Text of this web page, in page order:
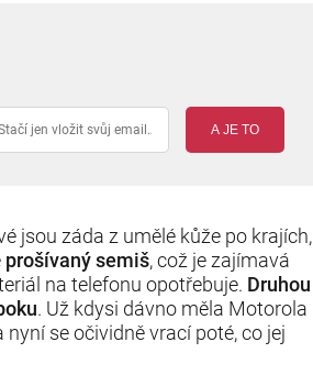
A JE TO
jsou záda z umělé kůže po krajích,
prošívaný semiš, což je zajímavá
na telefonu opotřebuje. Druhou
. Už kdysi dávno měla Motorola
se očividně vrací poté, co jej